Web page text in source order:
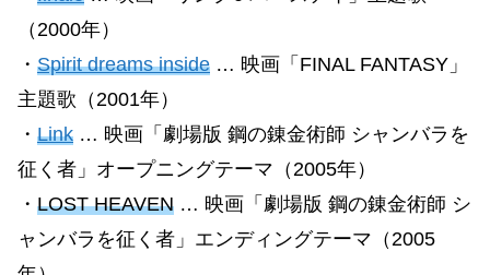
（2000年）
・ Spirit dreams inside … 映画「FINAL FANTASY」
主題歌（2001年）
・ Link … 映画「劇場版 鋼の錬金術師 シャンバラを
征く者」オープニングテーマ（2005年）
・ LOST HEAVEN … 映画「劇場版 鋼の錬金術師 シ
ャンバラを征く者」エンディングテーマ（2005